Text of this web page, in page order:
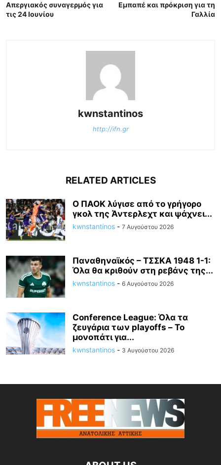
Απεργιακός συναγερμός για
τις 24 Ιουνίου
Εμπαπέ και πρόκριση για τη
Γαλλία
kwnstantinos
http://ifn.gr
RELATED ARTICLES
Ο ΠΑΟΚ λύγισε από το γρήγορο
γκολ της Άντερλεχτ και ψάχνει...
kwnstantinos - 7 Αυγούστου 2026
Παναθηναϊκός – ΤΣΣΚΑ 1948 1-1:
Όλα θα κριθούν στη ρεβάνς της...
kwnstantinos - 6 Αυγούστου 2026
Conference League: Όλα τα
ζευγάρια των playoffs – Το
μονοπάτι για...
kwnstantinos - 3 Αυγούστου 2026